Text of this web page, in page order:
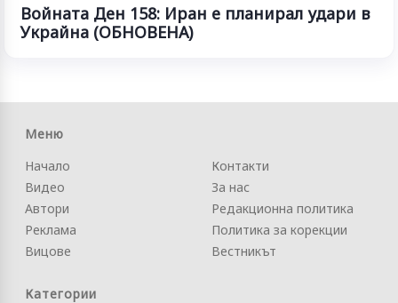
Войната Ден 158: Иран е планирал удари в
Украйна (ОБНОВЕНА)
Меню
Начало
Видео
Автори
Реклама
Вицове
Контакти
За нас
Редакционна политика
Политика за корекции
Вестникът
Категории